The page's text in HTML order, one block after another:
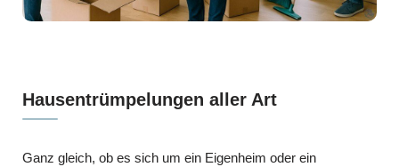
Hausentrümpelungen aller Art
Ganz gleich, ob es sich um ein Eigenheim oder ein